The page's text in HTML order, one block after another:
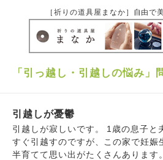
［祈りの道具屋まなか］自由で
「引っ越し・引越しの悩み」
引越しが憂鬱
引越しが寂しいです。 1歳の息子と夫と3人家族です。 もう
すぐ引越すのですが、この家で妊娠
半育てて思い出がたくさんあります。 いつも息子は窓か